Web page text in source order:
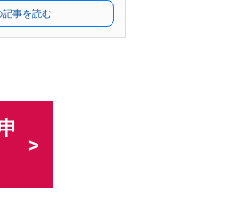
記事を読む